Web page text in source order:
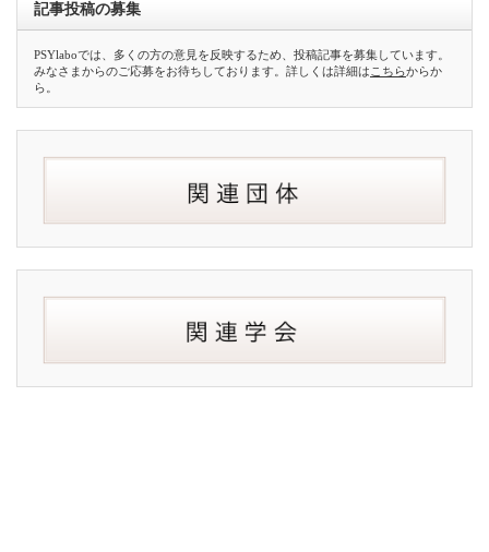
記事投稿の募集
PSYlaboでは、多くの方の意見を反映するため、投稿記事を募集しています。
みなさまからのご応募をお待ちしております。詳しくは詳細は こちらからか
ら。